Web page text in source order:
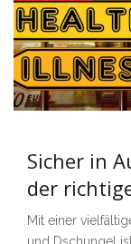
Sicher in
der
Mit einer
und Dschungel